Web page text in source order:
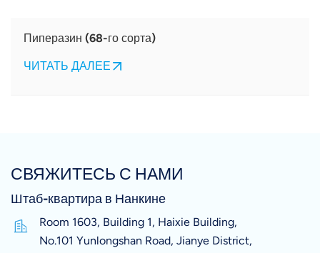
Пиперазин (68-го сорта)
ЧИТАТЬ ДАЛЕЕ
СВЯЖИТЕСЬ С НАМИ
Штаб-квартира в Нанкине
Room 1603, Building 1, Haixie Building,
No.101 Yunlongshan Road, Jianye District,